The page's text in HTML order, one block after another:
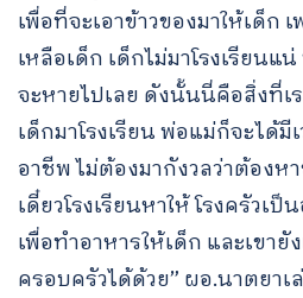
เพื่อที่จะเอาข้าวของมาให้เด็ก
เหลือเด็ก เด็กไม่มาโรงเรียน
จะหายไปเลย ดังนั้นนี่คือสิ่งที่เ
เด็กมาโรงเรียน พ่อแม่ก็จะได้
อาชีพ ไม่ต้องมากังวลว่าต้องห
เดี๋ยวโรงเรียนหาให้ โรงครัวเป็
เพื่อทำอาหารให้เด็ก และเขายั
ครอบครัวได้ด้วย” ผอ.นาตยาเ